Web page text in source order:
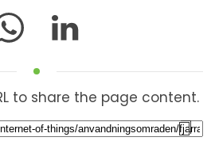
to share the page content.